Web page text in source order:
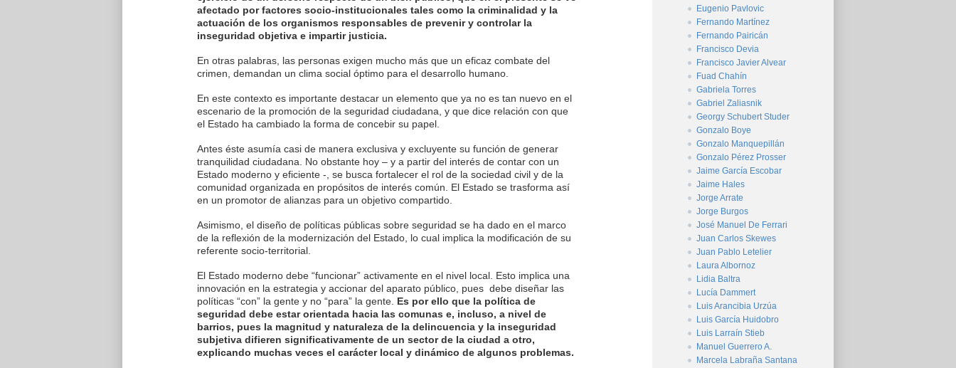
afectado por factores socio-institucionales tales como la criminalidad y la
actuación de los organismos responsables de prevenir y controlar la
inseguridad objetiva e impartir justicia.
En otras palabras, las personas exigen mucho más que un eficaz combate del
crimen, demandan un clima social óptimo para el desarrollo humano.
En este contexto es importante destacar un elemento que ya no es tan nuevo en el
escenario de la promoción de la seguridad ciudadana, y que dice relación con que
el Estado ha cambiado la forma de concebir su papel.
Antes éste asumía casi de manera exclusiva y excluyente su función de generar
tranquilidad ciudadana. No obstante hoy – y a partir del interés de contar con un
Estado moderno y eficiente -, se busca fortalecer el rol de la sociedad civil y de la
comunidad organizada en propósitos de interés común. El Estado se trasforma así
en un promotor de alianzas para un objetivo compartido.
Asimismo, el diseño de políticas públicas sobre seguridad se ha dado en el marco
de la reflexión de la modernización del Estado, lo cual implica la modificación de su
referente socio-territorial.
El Estado moderno debe “funcionar” activamente en el nivel local. Esto implica una
innovación en la estrategia y accionar del aparato público, pues debe diseñar las
políticas “con” la gente y no “para” la gente. Es por ello que la política de
seguridad debe estar orientada hacia las comunas e, incluso, a nivel de
barrios, pues la magnitud y naturaleza de la delincuencia y la inseguridad
subjetiva difieren significativamente de un sector de la ciudad a otro,
explicando muchas veces el carácter local y dinámico de algunos problemas.
Eugenio Pavlovic
Fernando Martínez
Fernando Pairicán
Francisco Devia
Francisco Javier Alvear
Fuad Chahín
Gabriela Torres
Gabriel Zaliasnik
Georgy Schubert Studer
Gonzalo Boye
Gonzalo Manquepillán
Gonzalo Pérez Prosser
Jaime García Escobar
Jaime Hales
Jorge Arrate
Jorge Burgos
José Manuel De Ferrari
Juan Carlos Skewes
Juan Pablo Letelier
Laura Albornoz
Lidia Baltra
Lucía Dammert
Luis Arancibia Urzúa
Luis García Huidobro
Luis Larraín Stieb
Manuel Guerrero A.
Marcela Labraña Santana